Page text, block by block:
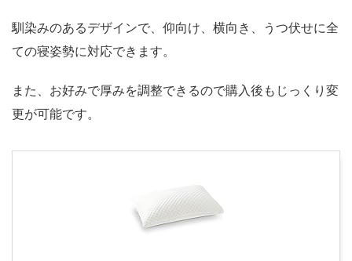
馴染みのあるデザインで、仰向け、横向き、うつ伏せに全
ての寝姿勢に対応できます。
また、お好みで厚みを調整できるので購入後もじっくり変
更が可能です。